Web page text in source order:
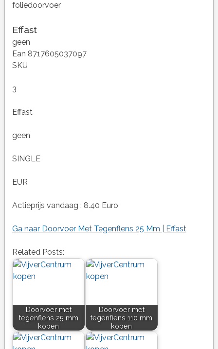
foliedoorvoer
Effast
geen
Ean 8717605037097
SKU
3
Effast
geen
SINGLE
EUR
Actieprijs vandaag : 8.40 Euro
Ga naar Doorvoer Met Tegenflens 25 Mm | Effast
Related Posts:
Doorvoer met
tegenflens 25 mm
kopen
Doorvoer met
tegenflens 110 mm
kopen